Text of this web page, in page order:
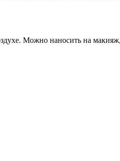
Можно наносить на